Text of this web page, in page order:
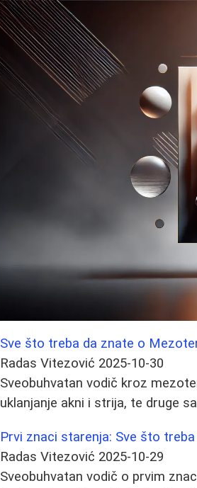
Sve što treba da znate o
Radas Vitezović 2025-10-30
Sveobuhvatan vodič kroz
uklanjanje akni i strija, te druge
Prvi znaci starenja: Sve što
Radas Vitezović 2025-10-29
Sveobuhvatan vodič o prvim